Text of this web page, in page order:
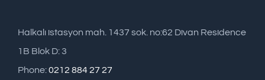
Halkalı istasyon mah. 1437 sok. no:62 Divan Residence
1B Blok D: 3
Phone:0212 884 27 27